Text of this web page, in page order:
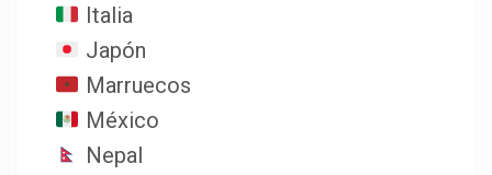
Italia
Japón
Marruecos
México
Nepal